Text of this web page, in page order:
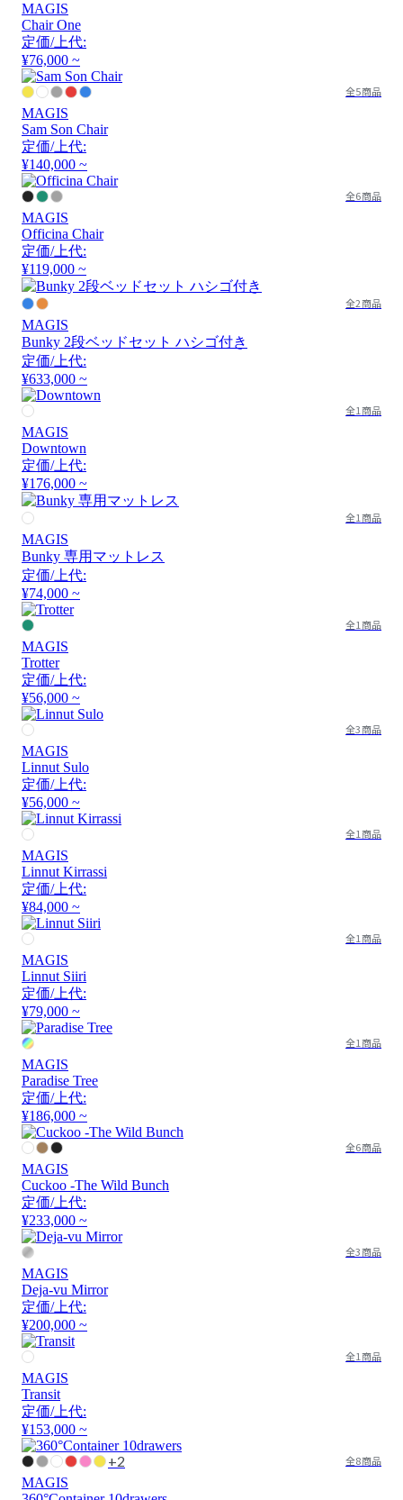
MAGIS
Chair One
定価/上代:
¥76,000 ~
全5商品
MAGIS
Sam Son Chair
定価/上代:
¥140,000 ~
全6商品
MAGIS
Officina Chair
定価/上代:
¥119,000 ~
全2商品
MAGIS
Bunky 2段ベッドセット ハシゴ付き
定価/上代:
¥633,000 ~
全1商品
MAGIS
Downtown
定価/上代:
¥176,000 ~
全1商品
MAGIS
Bunky 専用マットレス
定価/上代:
¥74,000 ~
全1商品
MAGIS
Trotter
定価/上代:
¥56,000 ~
全3商品
MAGIS
Linnut Sulo
定価/上代:
¥56,000 ~
全1商品
MAGIS
Linnut Kirrassi
定価/上代:
¥84,000 ~
全1商品
MAGIS
Linnut Siiri
定価/上代:
¥79,000 ~
全1商品
MAGIS
Paradise Tree
定価/上代:
¥186,000 ~
全6商品
MAGIS
Cuckoo -The Wild Bunch
定価/上代:
¥233,000 ~
全3商品
MAGIS
Deja-vu Mirror
定価/上代:
¥200,000 ~
全1商品
MAGIS
Transit
定価/上代:
¥153,000 ~
+2 全8商品
MAGIS